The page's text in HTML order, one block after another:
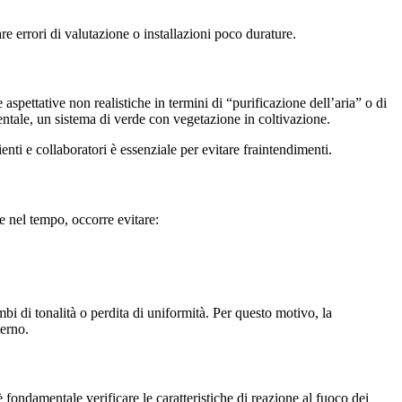
errori di valutazione o installazioni poco durature.
non realistiche in termini di “purificazione dell’aria” o di
un sistema di verde con vegetazione in coltivazione.
e collaboratori è essenziale per evitare fraintendimenti.
nel tempo, occorre evitare:
di tonalità o perdita di uniformità. Per questo motivo, la
verificare le caratteristiche di reazione al fuoco dei